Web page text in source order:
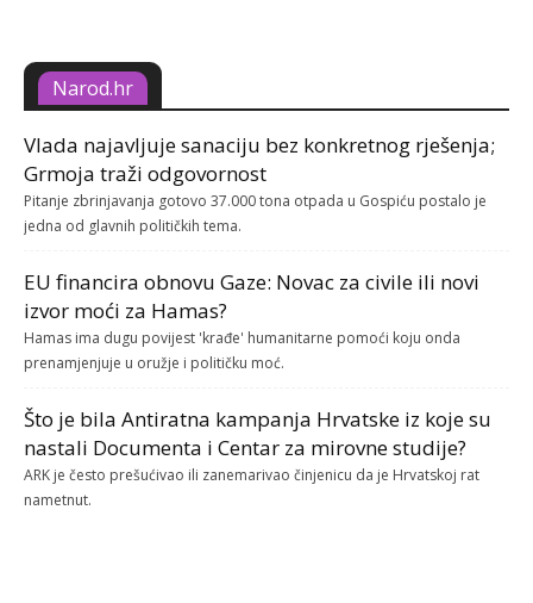
Narod.hr
Vlada najavljuje sanaciju bez konkretnog rješenja;
Grmoja traži odgovornost
Pitanje zbrinjavanja gotovo 37.000 tona otpada u Gospiću postalo je
jedna od glavnih političkih tema.
EU financira obnovu Gaze: Novac za civile ili novi
izvor moći za Hamas?
Hamas ima dugu povijest 'krađe' humanitarne pomoći koju onda
prenamjenjuje u oružje i političku moć.
Što je bila Antiratna kampanja Hrvatske iz koje su
nastali Documenta i Centar za mirovne studije?
ARK je često prešućivao ili zanemarivao činjenicu da je Hrvatskoj rat
nametnut.